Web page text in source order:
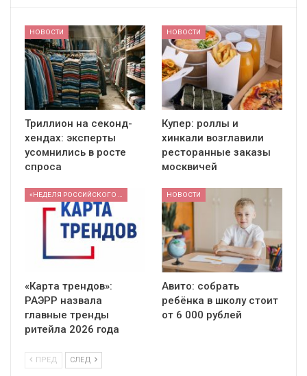
НОВОСТИ
Триллион на секонд-
хендах: эксперты
усомнились в росте
спроса
НОВОСТИ
Купер: роллы и
хинкали возглавили
ресторанные заказы
москвичей
«НЕДЕЛЯ РОССИЙСКОГО РИТЕЙЛА» 2026
«Карта трендов»:
РАЭРР назвала
главные тренды
ритейла 2026 года
НОВОСТИ
Авито: собрать
ребёнка в школу стоит
от 6 000 рублей
ПРЕД СЛЕД